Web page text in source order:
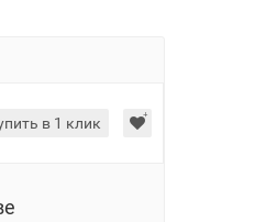
в 1 клик